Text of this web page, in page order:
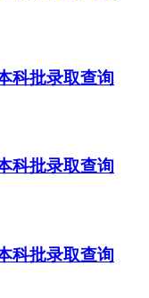
科批录取查询
科批录取查询
科批录取查询